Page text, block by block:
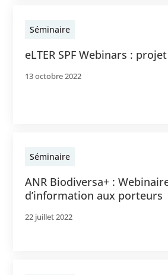
Séminaire
eLTER SPF Webinars : projet
13 octobre 2022
Séminaire
ANR Biodiversa+ :
d’information aux porteurs
22 juillet 2022